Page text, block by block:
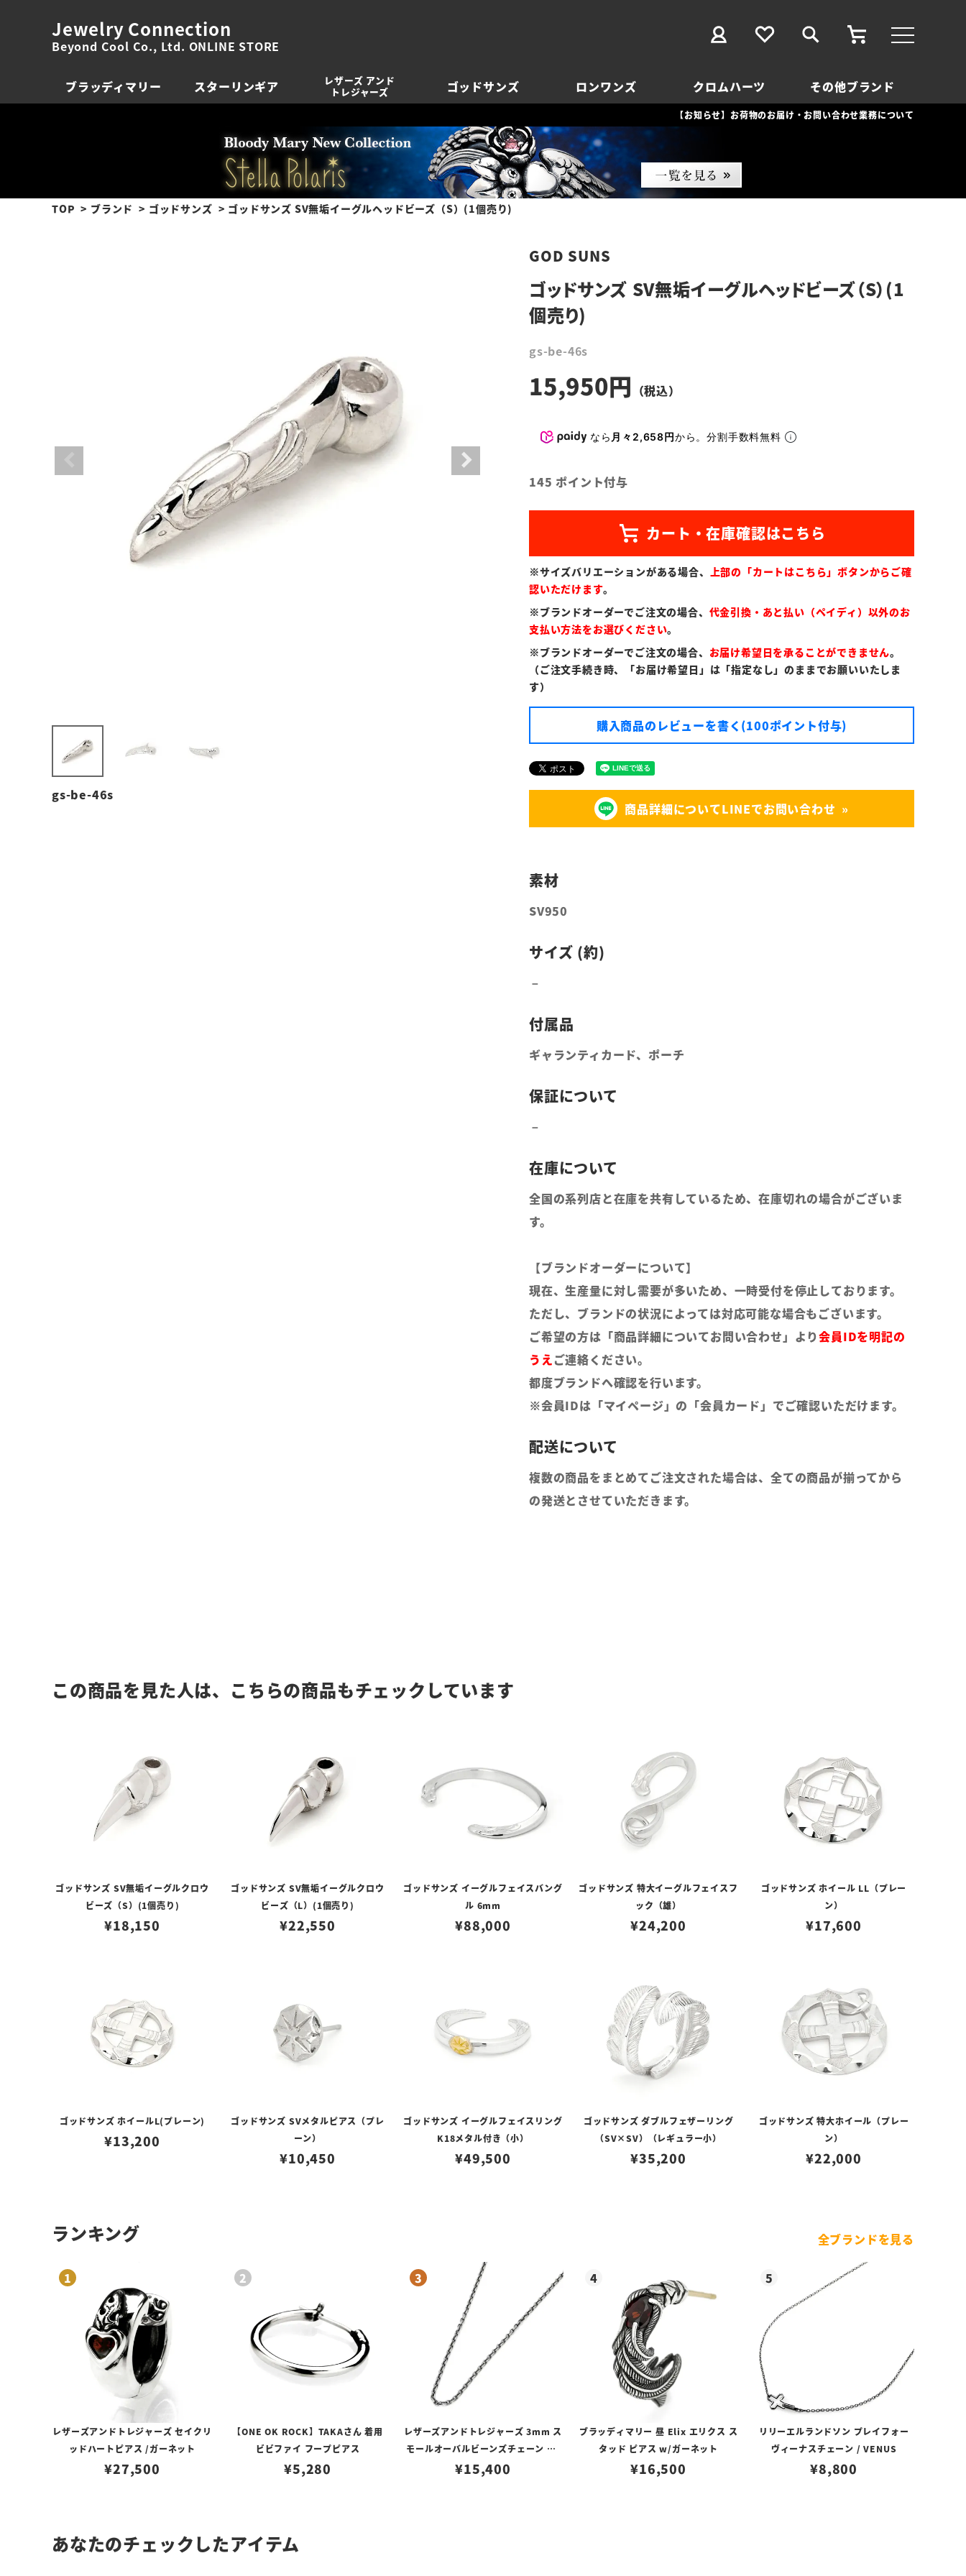
Jewelry Connection
Beyond Cool Co., Ltd. ONLINE STORE
ブラッディマリー スターリンギア
レザーズ アンド
トレジャーズ
ゴッドサンズ ロンワンズ クロムハーツ その他ブランド
【お知らせ】お荷物のお届け・お問い合わせ業務について
TOP ブランド ゴッドサンズ ゴッドサンズ SV無垢イーグルヘッドビーズ（S）(1個売り)
gs-be-46s
GOD SUNS
ゴッドサンズ SV無垢イーグルヘッドビーズ（S）(1
個売り)
gs-be-46s
15,950
なら 月々2,658円から。分割手数料無料
145 ポイント付与
※サイズバリエーションがある場合、
上部の「カートはこちら」ボタンからご確
認いただけます。
※ブランドオーダーでご注文の場合、 代金引換・あと払い（ペイディ）以外のお
支払い方法をお選びください。
※ブランドオーダーでご注文の場合、 お届け希望日を承ることができません。
（ご注文手続き時、「お届け希望日」は「指定なし」のままでお願いいたしま
す）
購入商品のレビューを書く(100ポイント付与)
商品詳細についてLINEでお問い合わせ
SV950
ギャランティカード、ポーチ
全国の系列店と在庫を共有しているため、在庫切れの場合がございま
す。
【ブランドオーダーについて】
現在、生産量に対し需要が多いため、一時受付を停止しております。
ただし、ブランドの状況によっては対応可能な場合もございます。
ご希望の方は「商品詳細についてお問い合わせ」より会員IDを明記の
うえご連絡ください。
都度ブランドへ確認を行います。
※会員IDは「マイページ」の「会員カード」でご確認いただけます。
複数の商品をまとめてご注文された場合は、全ての商品が揃ってから
の発送とさせていただきます。
この商品を見た人は、こちらの商品もチェックしています
ゴッドサンズ SV無垢イーグルクロウ
ビーズ（S）(1個売り)
¥18,150
ゴッドサンズ SV無垢イーグルクロウ
ビーズ（L）(1個売り)
¥22,550
ゴッドサンズ イーグルフェイスバング
ル 6mm
¥88,000
ゴッドサンズ 特大イーグルフェイスフ
ック（雄）
¥24,200
ゴッドサンズ ホイール LL（プレー
ン）
¥17,600
ゴッドサンズ ホイールL(プレーン)
¥13,200
ゴッドサンズ SVメタルピアス（プレ
ーン）
¥10,450
ゴッドサンズ イーグルフェイスリング
K18メタル付き（小）
¥49,500
ゴッドサンズ ダブルフェザーリング
（SV×SV）（レギュラー小）
¥35,200
ゴッドサンズ 特大ホイール（プレー
ン）
¥22,000
ランキング 全ブランドを見る
レザーズアンドトレジャーズ セイクリ
ッドハートピアス /ガーネット
¥27,500
【ONE OK ROCK】TAKAさん 着用
ビビファイ フープピアス
¥5,280
レザーズアンドトレジャーズ 3mm ス
モールオーバルビーンズチェーン w/
ロブスタークラスプ＆LTロゴプレート
¥15,400
ブラッディマリー 昼 Elix エリクス ス
タッド ピアス w/ガーネット
¥16,500
リリーエルランドソン プレイフォー
ヴィーナスチェーン / VENUS
¥8,800
あなたのチェックしたアイテム